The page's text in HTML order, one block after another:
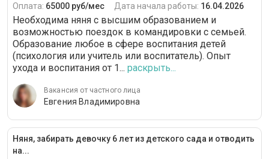
Оплата: 65000 руб/мес Дата начала работы: 16.04.2026
Необходима няня с высшим образованием и
возможностью поездок в командировки с семьей.
Образование любое в сфере воспитания детей
(психология или учитель или воспитатель). Опыт
ухода и воспитания от 1... раскрыть...
Вакансия от частного лица
Евгения Владимировна
Няня, забирать девочку 6 лет из детского сада и отводить
на...